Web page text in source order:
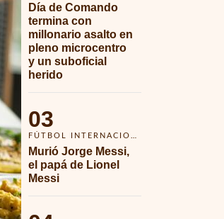
Día de Comando
termina con
millonario asalto en
pleno microcentro
y un suboficial
herido
03
Murió Jorge Messi,
el papá de Lionel
Messi